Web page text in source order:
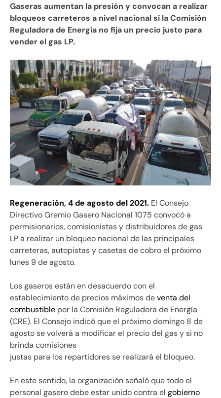
Gaseras aumentan la presión y convocan a realizar
bloqueos carreteros a nivel nacional si la Comisión
Reguladora de Energía no fija un precio justo para
vender el gas LP.
Regeneración,4 de agosto del 2021. El Consejo
Directivo Gremio Gasero Nacional 1075 convocó a
permisionarios, comisionistas y distribuidores de gas
LP a realizar un bloqueo nacional de las principales
carreteras, autopistas y casetas de cobro el próximo
lunes 9 de agosto.
Los gaseros están en desacuerdo con el
establecimiento de precios máximos deventa del
combustible por la Comisión Reguladora de Energía
(CRE). El Consejo indicó que el próximo domingo 8 de
agosto se volverá a modificar el precio del gas y si no
brinda comisiones
justas para los repartidores se realizará el bloqueo.
En este sentido, la organización señaló que todo el
personal gasero debe estar unido contra el gobierno